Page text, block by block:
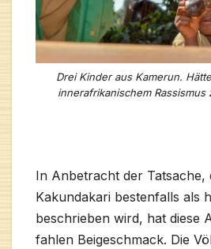
Drei Kinder aus Kamerun.
innerafrikanischem Rassismus
In Anbetracht der Tatsache,
Kakundakari bestenfalls als
beschrieben wird, hat diese
fahlen Beigeschmack. Die